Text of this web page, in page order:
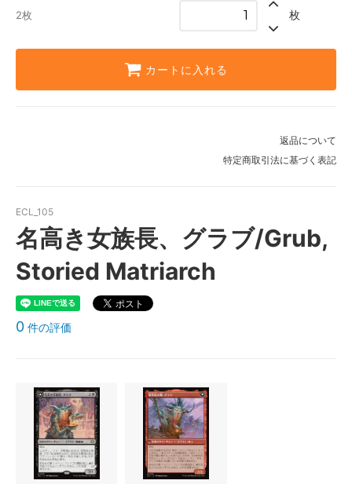
2枚 枚
カートに入れる
返品について
特定商取引法に基づく表記
ECL_105
名高き女族長、グラブ/Grub,
Storied Matriarch
0 件の評価